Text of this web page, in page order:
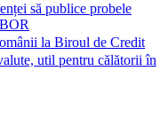
să publice probele
la Biroul de Credit
util pentru călătorii în